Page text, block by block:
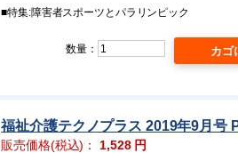
■特集:障害者スポーツとパラリンピック
数量：
福祉介護テクノプラス 2019年9月号
販売価格(税込)： 1,528円